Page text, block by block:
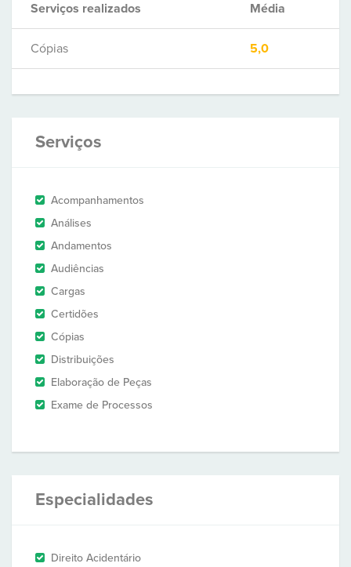
Serviços realizados Média
Cópias 5,0
Serviços
Acompanhamentos
Análises
Andamentos
Audiências
Cargas
Certidões
Cópias
Distribuições
Elaboração de Peças
Exame de Processos
Especialidades
Direito Acidentário